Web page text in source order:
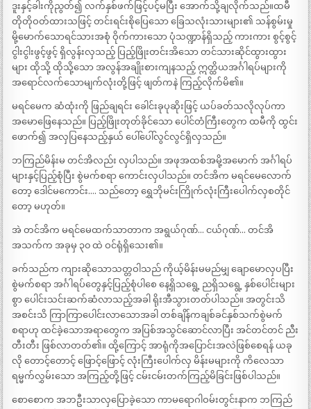
ဒူးနှင့်ခါးကိုညွတ်၍ လက်နှစ်ဖက်ဖြင့်ပင့်မပြီး အောက်သို့ချလိုက်သည်။ထမီ
တိုတိုဝတ်ထားသဖြင့် တင်းရင်းစိုပြေသော ခြေသလုံးသားများ၏ သန်စွမ်းမှု
မို့မောက်သောရင်သားအစုံ ဝိုက်ကားသော ပုံသဏ္ဍာန်ရှိသည့် ကားကား စွင့်စွင့်
ငွါးငွါးဖွင့်ဖွင့် ရှိလွန်းလှသည့် ပြည့်ဖြိုးတင်းအိသော တင်သားဆိုင်ထွားထွား
များ ထိုသို့ ထိုသို့သော အလွန်အချိုးစားကျနသည့် ဣတ္ထိယအင်္ဂါရပ်များကို
အရောင်လက်သောမျက်လုံးတို့ဖြင့် ဖျတ်ကနဲ ကြည့်လိုက်မိ၏။
မရင်မေက ဆံထုံးကို ဖြည်ချရင်း ခေါင်းခုပုဆိုးဖြင့် ယပ်ခတ်သလိုလုပ်ကာ
အမောဖြေနေသည်။ ပြည့်ဖြိုးတုတ်ခိုင်သော ပေါင်တံကြီးတွေက ထမီကို ထွင်း
ဖောက်၍ အလှပြနေသည့်နှယ် ပေါ်ပေါ်လွင်လွင်ရှိလှသည်။
ဘကြည်မိန်းမ တင်အိလည်း လှပါသည်။ အဖုအထစ်အမို့အမောက် အင်္ဂါရပ်
များနှင့်ပြည့်စုံပြီး စွဲမက်စရာ ကောင်းလှပါသည်။ တင်အိက မရင်မေလောက်
တော့ ဒေါင်မကောင်း…. သည်တော့ ရွှေဘိုမင်းကြိုက်လုံးကြီးပေါက်လှစတိုင်
တော့ မဟုတ်။
အဲ တင်အိက မရင်မေထက်သာတာက အရွယ်ဂုဏ်… ငယ်ဂုဏ်… တင်အိ
အသက်က အခုမှ ၃၀ ထဲ ဝင်ရုံရှိသေး၏။
ခက်သည်က ကျားဆိုသောသတ္တဝါသည် ကိုယ့်မိန်းမမည်မျှ ချောမောလှပပြီး
စွဲမက်စရာ အင်္ဂါရပ်တွေနှင့်ပြည့်စုံပါစေ နေ့ရှိသရွေ့ ညရှိသရွေ့ နှစ်ပေါင်းများ
စွာ ပေါင်းသင်းဆက်ဆံလာသည့်အခါ ရိုးအီသွားတတ်ပါသည်။ အတွင်းသိ
အစင်းသိ ကြာကြာပေါင်းလာသောအခါ တစ်ချိန်ကချစ်ခင်နှစ်သက်စွဲမက်
စရာဟု ထင်ခဲ့သောအရာတွေက အပြစ်အသွင်ဆောင်လာပြီး အင်တင်တင် ညီး
တီးတီး ဖြစ်လာတတ်၏။ ထို့ကြောင့် အာရုံကိုအပြောင်းအလဲဖြစ်စေရန် ယခု
လို တောင့်တောင့် ဖြောင့်ဖြောင့် လုံးကြီးပေါက်လှ မိန်းမများကို ကိလေသာ
ရမ္မက်လွှမ်းသော အကြည့်တို့ဖြင့် ငမ်းငမ်းတက်ကြည့်မိခြင်းဖြစ်ပါသည်။
စောစောက အဘဦးသာလှပြောခဲ့သော ကာမရောဂါဝမ်းတွင်းနာက ဘကြည်